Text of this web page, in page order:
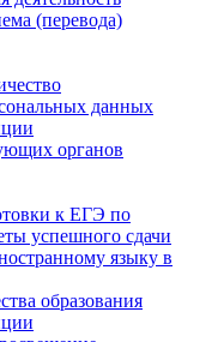
(перевода)
данных
органов
к ЕГЭ по
успешного сдачи
языку в
образования